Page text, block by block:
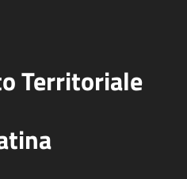
Territoriale